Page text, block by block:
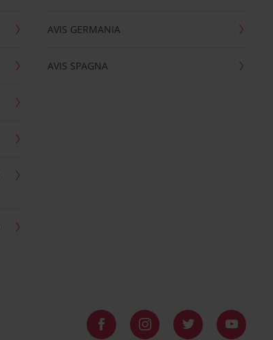
AVIS GERMANIA
AVIS SPAGNA